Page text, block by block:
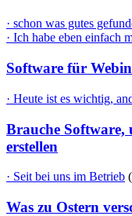
· schon was gutes
· Ich habe eben einfach
Software für
· Heute ist es wichtig,
Brauche Software,
erstellen
· Seit bei uns im Betrieb
Was zu Ostern